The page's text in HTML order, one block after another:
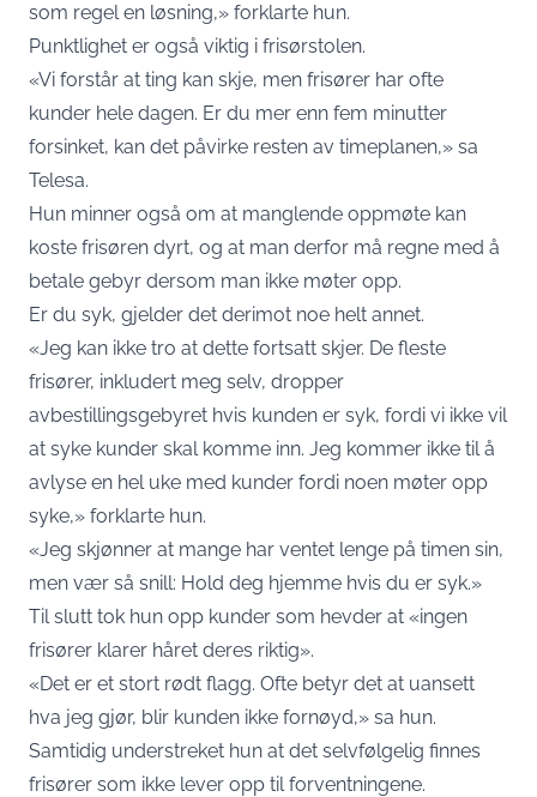
som regel en løsning,» forklarte hun.
Punktlighet er også viktig i frisørstolen.
«Vi forstår at ting kan skje, men frisører har ofte
kunder hele dagen. Er du mer enn fem minutter
forsinket, kan det påvirke resten av timeplanen,» sa
Telesa.
Hun minner også om at manglende oppmøte kan
koste frisøren dyrt, og at man derfor må regne med å
betale gebyr dersom man ikke møter opp.
Er du syk, gjelder det derimot noe helt annet.
«Jeg kan ikke tro at dette fortsatt skjer. De fleste
frisører, inkludert meg selv, dropper
avbestillingsgebyret hvis kunden er syk, fordi vi ikke vil
at syke kunder skal komme inn. Jeg kommer ikke til å
avlyse en hel uke med kunder fordi noen møter opp
syke,» forklarte hun.
«Jeg skjønner at mange har ventet lenge på timen sin,
men vær så snill: Hold deg hjemme hvis du er syk.»
Til slutt tok hun opp kunder som hevder at «ingen
frisører klarer håret deres riktig».
«Det er et stort rødt flagg. Ofte betyr det at uansett
hva jeg gjør, blir kunden ikke fornøyd,» sa hun.
Samtidig understreket hun at det selvfølgelig finnes
frisører som ikke lever opp til forventningene.